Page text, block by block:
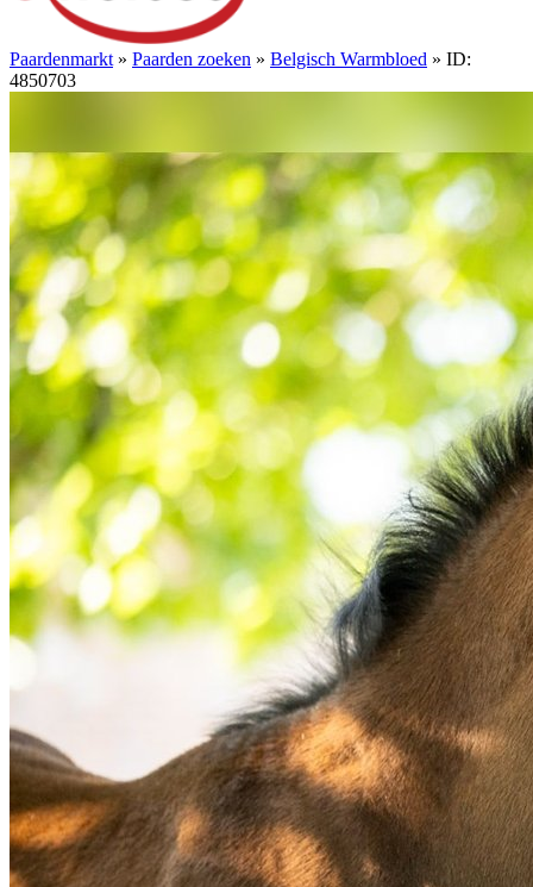
Paardenmarkt » Paarden zoeken » Belgisch Warmbloed » ID:
4850703